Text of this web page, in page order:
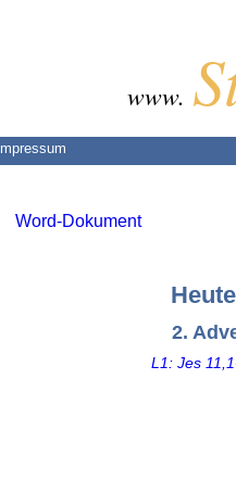
www.
Impressum
Word-Dokument
2.
L1: Jes